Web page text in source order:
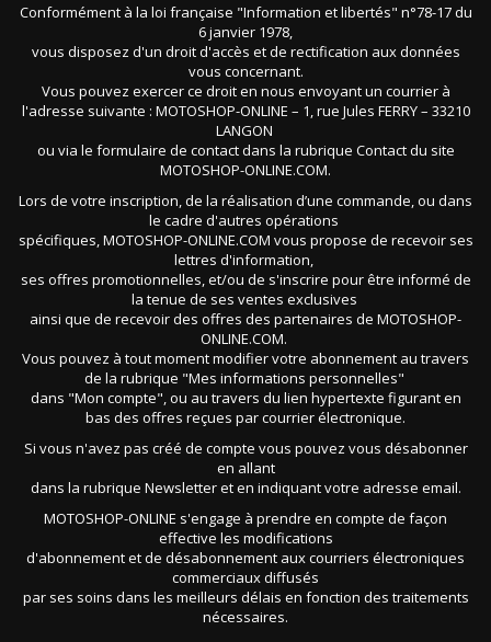
Conformément à la loi française "Information et libertés" n°78-17 du
6 janvier 1978,
vous disposez d'un droit d'accès et de rectification aux données
vous concernant.
Vous pouvez exercer ce droit en nous envoyant un courrier à
l'adresse suivante : MOTOSHOP-ONLINE – 1, rue Jules FERRY – 33210
LANGON
ou via le formulaire de contact dans la rubrique Contact du site
MOTOSHOP-ONLINE.COM.
Lors de votre inscription, de la réalisation d’une commande, ou dans
le cadre d'autres opérations
spécifiques, MOTOSHOP-ONLINE.COM vous propose de recevoir ses
lettres d'information,
ses offres promotionnelles, et/ou de s'inscrire pour être informé de
la tenue de ses ventes exclusives
ainsi que de recevoir des offres des partenaires de MOTOSHOP-
ONLINE.COM.
Vous pouvez à tout moment modifier votre abonnement au travers
de la rubrique "Mes informations personnelles"
dans "Mon compte", ou au travers du lien hypertexte figurant en
bas des offres reçues par courrier électronique.
Si vous n'avez pas créé de compte vous pouvez vous désabonner
en allant
dans la rubrique Newsletter et en indiquant votre adresse email.
MOTOSHOP-ONLINE s'engage à prendre en compte de façon
effective les modifications
d'abonnement et de désabonnement aux courriers électroniques
commerciaux diffusés
par ses soins dans les meilleurs délais en fonction des traitements
nécessaires.